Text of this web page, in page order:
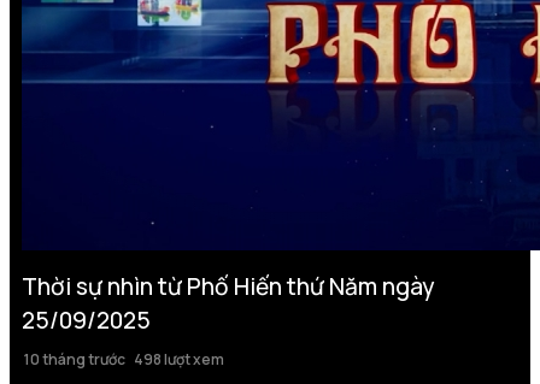
Thời sự nhìn từ Phố Hiến thứ Năm ngày
25/09/2025
10 tháng trước 498 lượt xem